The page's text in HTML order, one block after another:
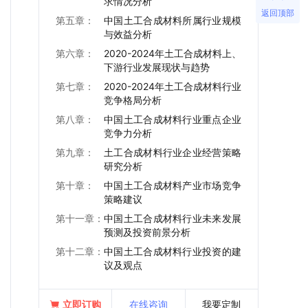
第五章：
中国土工合成材料所属行业规模
与效益分析
第六章：
2020-2024年土工合成材料上、
下游行业发展现状与趋势
第七章：
2020-2024年土工合成材料行业
竞争格局分析
第八章：
中国土工合成材料行业重点企业
竞争力分析
第九章：
土工合成材料行业企业经营策略
研究分析
第十章：
中国土工合成材料产业市场竞争
策略建议
第十一章： 中国土工合成材料行业未来发展
预测及投资前景分析
第十二章： 中国土工合成材料行业投资的建
议及观点
立即订购 在线咨询 我要定制
返回顶部